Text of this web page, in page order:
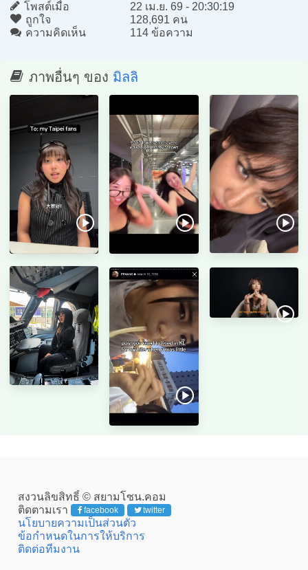
โพสต์เมื่อ
22 เม.ย. 69 - 20:30:19
ถูกใจ
128,691 คน
ความคิดเห็น
114 ข้อความ
ภาพอื่นๆ ของ มิลลิ
สงวนลิขสิทธิ์ © สยามโซน.คอม
ติดตามเรา
facebook twitter
นโยบายความเป็นส่วนตัว
ข้อกำหนดในการให้บริการ
ติดต่อทีมงาน